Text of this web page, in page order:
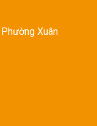
Xuân